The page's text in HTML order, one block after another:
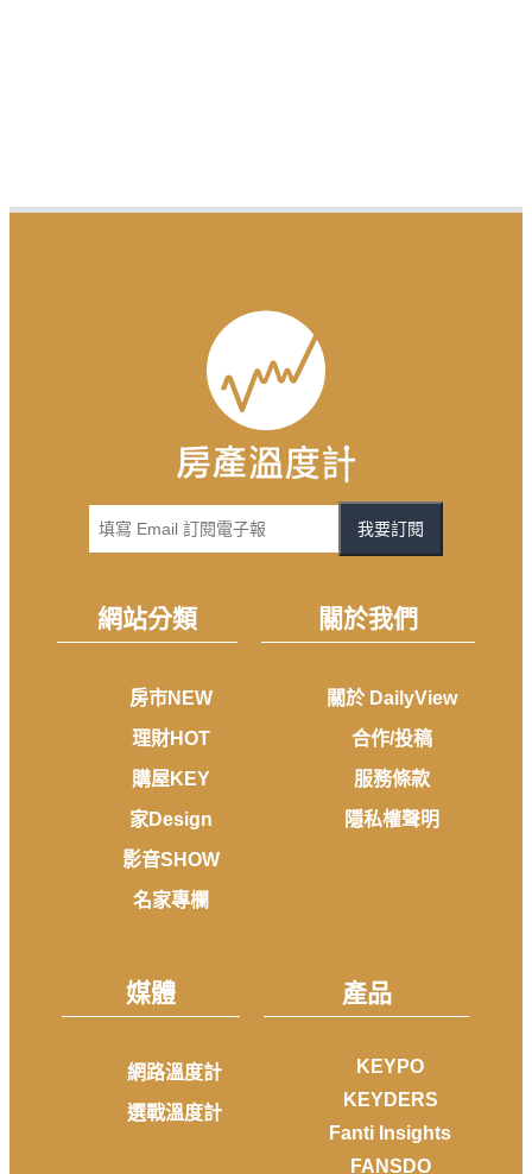
我要訂閱
網站分類
房市NEW
理財HOT
購屋KEY
家Design
影音SHOW
名家專欄
關於我們
關於 DailyView
合作/投稿
服務條款
隱私權聲明
媒體
網路溫度計
選戰溫度計
產品
KEYPO
KEYDERS
Fanti Insights
FANSDO